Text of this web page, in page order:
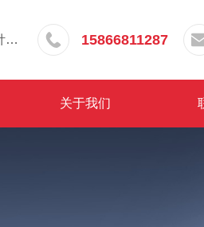
山东省青岛市城阳区上马工业园青岛中超针织有限公司院内东办公楼三层 15866811287
关于我们